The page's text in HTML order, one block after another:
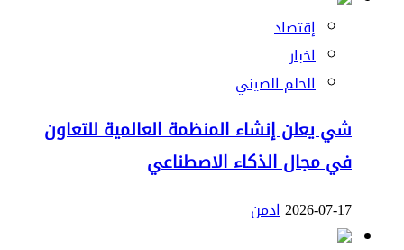
إقتصاد
اخبار
الحلم الصيني
شي يعلن إنشاء المنظمة العالمية للتعاون
في مجال الذكاء الاصطناعي
2026-07-17ادمن